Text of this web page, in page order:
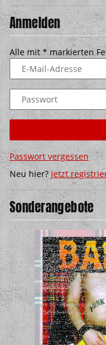
Anmelden
Alle mit *markierten
E-Mail-Adresse
Passwort
Passwort vergessen
Neu hier? Jetzt
Sonderangebote